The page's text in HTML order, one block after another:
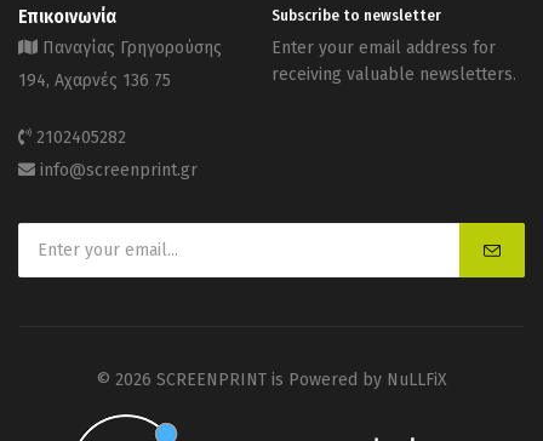
Επικοινωνία
Παναγίας Γρηγορούσης
194, Αχαρνές 136 75
2102405282
info@screenprint.gr
Subscribe to newsletter
Enter your email address for
receiving valuable newsletters.
© 2026 SCREENPRINT is Powered by NuLLFiX